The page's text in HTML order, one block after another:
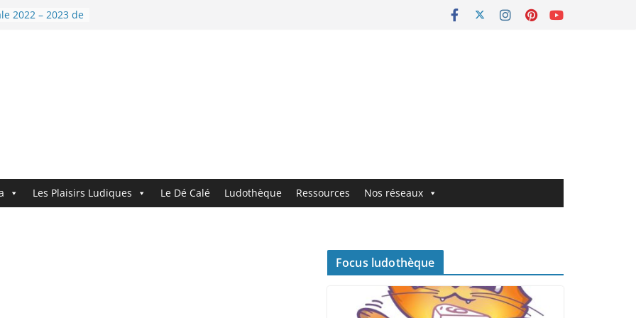
le
logo !
Les Plaisirs Ludiques Le Dé Calé Ludothèque Ressources Nos réseaux
Focus ludothèque